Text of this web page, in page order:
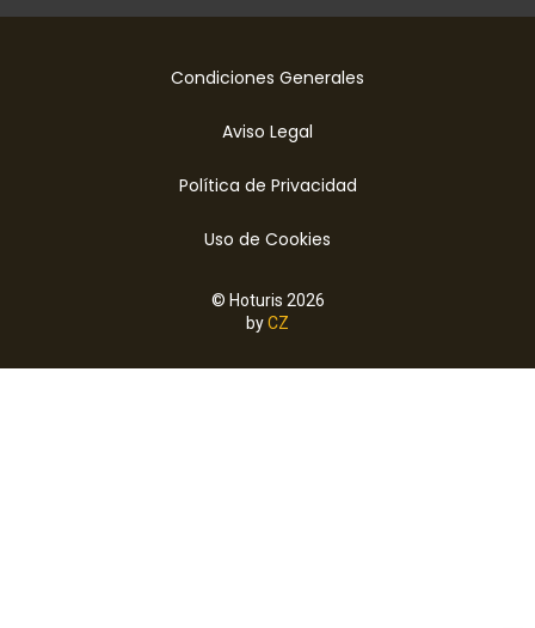
Condiciones Generales
Aviso Legal
Política de Privacidad
Uso de Cookies
© Hoturis 2026
byCZ